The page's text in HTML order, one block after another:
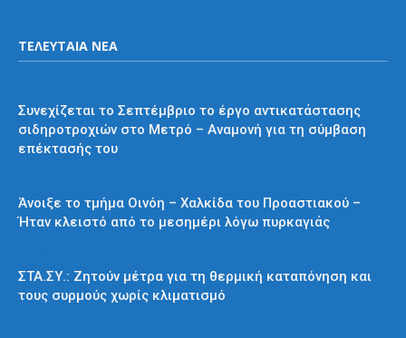
ΤΕΛΕΥΤΑΙΑ ΝΕΑ
Συνεχίζεται το Σεπτέμβριο το έργο αντικατάστασης
σιδηροτροχιών στο Μετρό – Αναμονή για τη σύμβαση
επέκτασής του
Άνοιξε το τμήμα Οινόη – Χαλκίδα του Προαστιακού –
Ήταν κλειστό από το μεσημέρι λόγω πυρκαγιάς
ΣΤΑ.ΣΥ.: Ζητούν μέτρα για τη θερμική καταπόνηση και
τους συρμούς χωρίς κλιματισμό